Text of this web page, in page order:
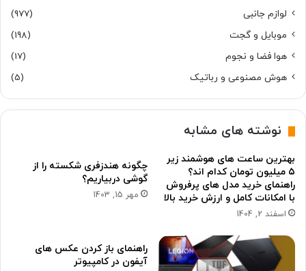
لوازم جانبی
(977)
موبایل و گجت
(198)
هوا فضا و نجوم
(17)
هوش مصنوعی و رباتیک
(5)
نوشته های مشابه
بهترین ساعت های هوشمند زیر
۵ میلیون تومان کدام اند؟
راهنمای خرید مدل های پرفروش
با امکانات کامل و ارزش خرید بالا
اسفند 2, 1404
چگونه هندزفری شکسته را از
گوشی دربیاریم؟
مهر 15, 1403
راهنمای باز کردن عکس های
آیفون در کامپیوتر